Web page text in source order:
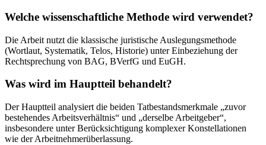
Welche wissenschaftliche Methode wird verwendet?
Die Arbeit nutzt die klassische juristische Auslegungsmethode
(Wortlaut, Systematik, Telos, Historie) unter Einbeziehung der
Rechtsprechung von BAG, BVerfG und EuGH.
Was wird im Hauptteil behandelt?
Der Hauptteil analysiert die beiden Tatbestandsmerkmale „zuvor
bestehendes Arbeitsverhältnis“ und „derselbe Arbeitgeber“,
insbesondere unter Berücksichtigung komplexer Konstellationen
wie der Arbeitnehmerüberlassung.